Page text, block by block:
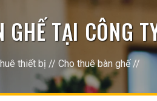
GHẾ TẠI CÔNG
thiết bị // Cho thuê bàn ghế//